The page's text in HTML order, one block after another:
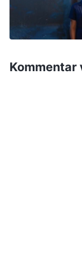
entlassen
auswirken.“
Kommentar